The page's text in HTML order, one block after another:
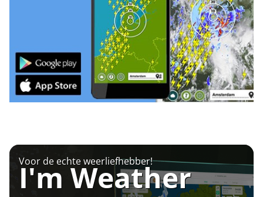
Voor de echte weerliefhebber!
I'm Weather